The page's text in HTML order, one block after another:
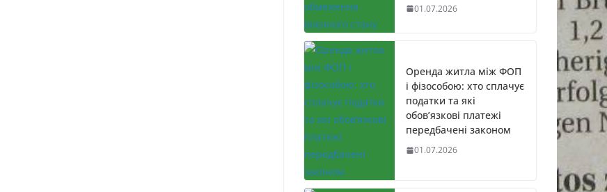
01.07.2026
Оренда житла між ФОП
і фізособою: хто сплачує
податки та які
обов’язкові платежі
передбачені законом
01.07.2026